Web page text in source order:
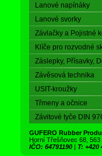
Lanové napínáky
Lanové svorky
Závlačky a Pojistné
Klíče pro rozvodné
Záslepky, Přísavky,
Závěsová technika
USIT-kroužky
Třmeny a očnice
Závitové tyče DIN
GUFERO Rubber
Horní Třešňovec 68,
IČO: 64791190 | T: +420